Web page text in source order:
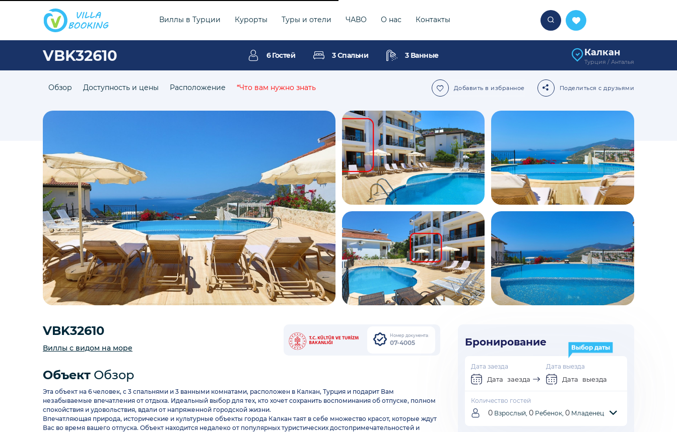
Виллы в Турции Курорты Туры и отели ЧАВО О нас Контакты
VBK32610 6 Гостей 3 Спальни 3 Ванные 160€
Обзор Доступность и цены Расположение *Что вам нужно знать Добавить в избранное Поделиться с друзьями
VBK32610
Виллы с видом на море
Номер документа:
07-4005
Объект Обзор
Эта объект на 6 человек, с 3 спальнями и 3 ванными комнатами, расположен в Калкан, Турция и подарит Вам
незабываемые впечатления от отдыха. Идеальный выбор для тех, кто хочет сохранить воспоминания об отпуске, полном
спокойствия и удовольствия, вдали от напряженной городской жизни.
Впечатляющая природа, исторические и культурные объекты города Калкан таят в себе множество красот, которые ждут
Вас во время вашего отпуска. Объект находится недалеко от популярных туристических достопримечательностей и
Бронирование Выбор даты
Дата заезда Дата выезда
Дата заезда Дата выезда
Количество гостей
0 Взрослый, 0 Ребенок, 0 Младенец